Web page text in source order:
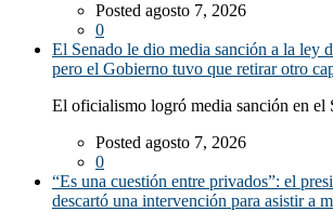
Posted agosto 7, 2026
0
El Senado le dio media sanción a la ley
pero el Gobierno tuvo que retirar otro
El oficialismo logró media sanción en el
Posted agosto 7, 2026
0
“Es una cuestión entre privados”: el
descartó una intervención para asistir a